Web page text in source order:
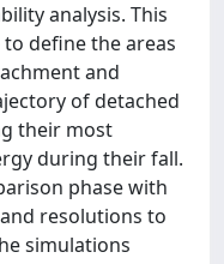
analysis. This
define the areas
and
of detached
their most
during their fall.
phase with
resolutions to
simulations